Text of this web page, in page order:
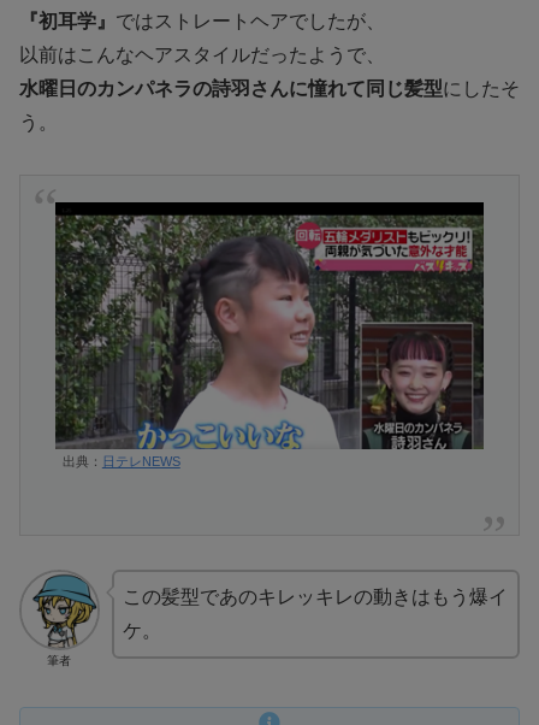
『初耳学』 ではストレートヘアでしたが、
以前はこんなヘアスタイルだったようで、
水曜日のカンパネラの詩羽さんに憧れて同じ髪型にしたそ
う。
出典： 日テレNEWS
筆者
この髪型であのキレッキレの動きはもう爆イ
ケ。